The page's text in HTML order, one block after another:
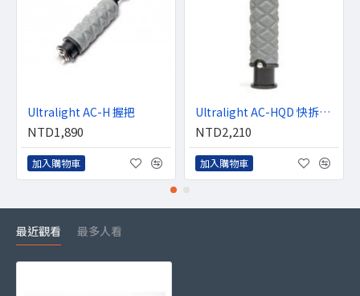
Ultralight AC-H 握把
NTD1,890
加入購物車
Ultralight AC-HQD 快拆握把
NTD2,210
加入購物車
最近觀看 最多人看